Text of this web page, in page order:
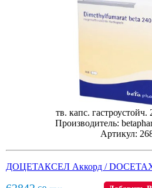
тв. капс.
Производитель:
Артикул:
ДОЦЕТАКСЕЛ Аккорд /